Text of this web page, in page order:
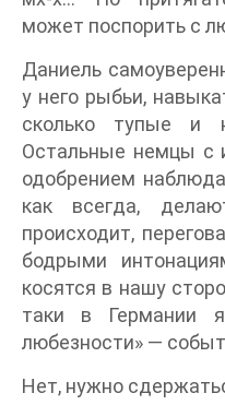
может поспорить с
Даниель
у него рыбьи,
сколько тупые и
Остальные немцы с
одобрением
как всегда,
происходит,
бодрыми
косятся в нашу
таки в Германии
любезности» —
Нет, нужно